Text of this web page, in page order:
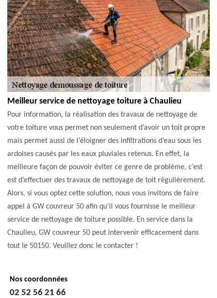
Meilleur service de nettoyage toiture à Chaulieu
Pour information, la réalisation des travaux de nettoyage de
votre toiture vous permet non seulement d’avoir un toit propre
mais permet aussi de l’éloigner des infiltrations d’eau sous les
ardoises causés par les eaux pluviales retenus. En effet, la
meilleure façon de pouvoir éviter ce genre de problème, c’est
est d’effectuer des travaux de nettoyage de toit régulièrement.
Alors, si vous optez cette solution, nous vous invitons de faire
appel à GW couvreur 50 afin qu’il vous fournisse le meilleur
service de nettoyage de toiture possible. En service dans la
Chaulieu, GW couvreur 50 peut intervenir efficacement dans
tout le 50150. Veuillez donc le contacter !
Nos coordonnées
02 52 56 21 66